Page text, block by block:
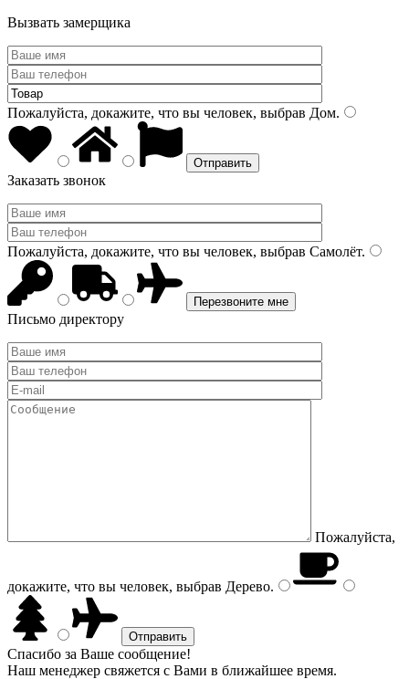
Вызвать замерщика
Пожалуйста, докажите, что вы человек, выбрав Дом.
Заказать звонок
Пожалуйста, докажите, что вы человек, выбрав Самолёт.
Письмо директору
Пожалуйста,
докажите, что вы человек, выбрав Дерево.
Спасибо за Ваше сообщение!
Наш менеджер свяжется с Вами в ближайшее время.